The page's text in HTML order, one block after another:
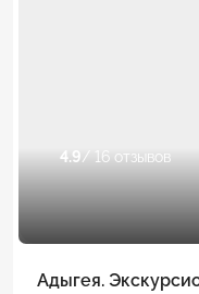
4.9/ 16 отзывов
Адыгея.